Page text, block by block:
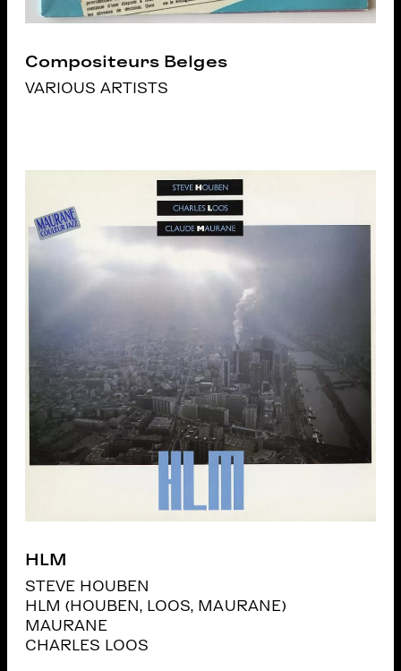
Compositeurs Belges
VARIOUS ARTISTS
HLM
STEVE HOUBEN
HLM (HOUBEN, LOOS, MAURANE)
MAURANE
CHARLES LOOS